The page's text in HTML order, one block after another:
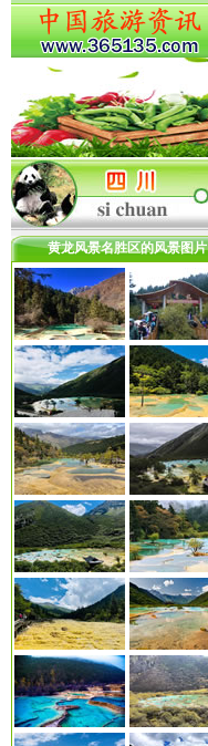
黄龙风景名胜区的风景图片